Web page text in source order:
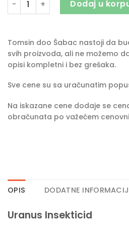
Dodaj u
Tomsin doo Šabac nastoji da
svih proizvoda, ali ne možemo
opisi kompletni i bez grešaka.
Sve cene su sa uračunatim
Na iskazane cene dodaje se
obračunata po važećem
OPIS DODATNE
Uranus Insekticid